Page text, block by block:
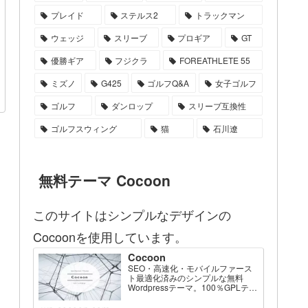
プレイド
ステルス2
トラックマン
ウェッジ
スリーブ プロギア
GT
優勝ギア
フジクラ
FOREATHLETE 55
ミズノ
G425 ゴルフQ&A
女子ゴルフ
ゴルフ
ダンロップ
スリーブ互換性
ゴルフスウィング
猫 石川遼
無料テーマ Cocoon
このサイトはシンプルなデザインの
Cocoonを使用しています。
Cocoon
SEO・高速化・モバイルファース
ト最適化済みのシンプルな無料
Wordpressテーマ。100％GPLテー